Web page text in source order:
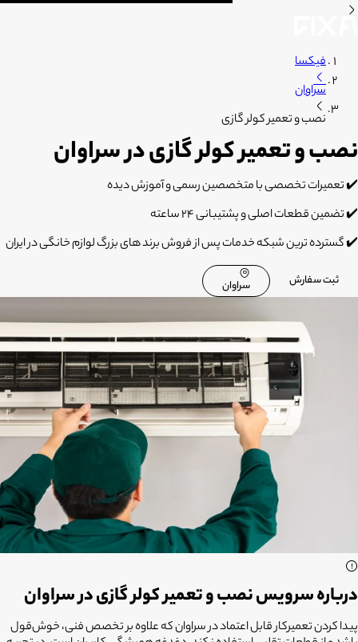
فیکسا
سراوان
نصب و تعمیر کولر گازی
نصب و تعمیر کولر گازی در سراوان
✔️ تعمیرات تخصصی با متخصصین رسمی و آموزش دیده
✔️ تضمین قطعات اصلی و پشتیبانی 24 ساعته
✔️ گسترده ترین شبکه خدمات پس از فروش برند های بزرگ لوازم خانگی در ایران
ثبت سفارش سراوان
درباره سرویس نصب و تعمیر کولر گازی در سراوان
پیدا کردن تعمیرکار قابل اعتماد در سراوان که علاوه بر تخصص فنی، خوش‌قول